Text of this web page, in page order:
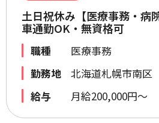
土日祝休み【医療事務・病
車通勤OK・無資格可
職種
医療事務
勤務地
北海道札幌市南区
給与
月給200,000円～